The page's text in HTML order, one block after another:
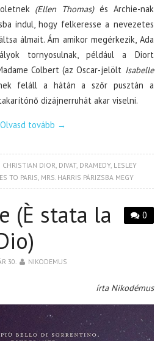
(Ellen Thomas)és Archie-nak
indul, hogy felkeresse a nevezetes
álmait. Ám amikor megérkezik, Ada
tornyosulnak, például a Diort
Colbert (az Oscar-jelölt Isabelle
feláll a hátán a szőr pusztán a
dizájnerruhát akar viselni.
Olvasd tovább →
CHRISTIAN DIOR DIVAT, DRAMEDY, LESLEY
TO PARIS MRS. HARRIS PÁRIZSBA MEGY
0
(È stata la
30. NIKODEMUS
írta Nikodémus